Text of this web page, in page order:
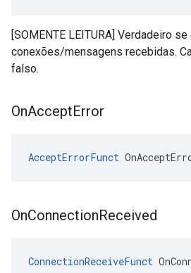
[SOMENTE LEITURA] Verdadeiro
conexões/mensagens recebidas.
falso.
OnAcceptError
AcceptErrorFunct
OnConnectionReceived
ConnectionReceiveFunct